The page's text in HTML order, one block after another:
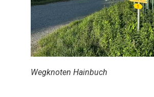
Wegknoten Hainbuch